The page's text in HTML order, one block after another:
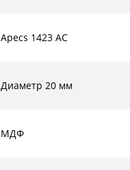
Apecs 1423 AC
Диаметр 20 мм
МДФ